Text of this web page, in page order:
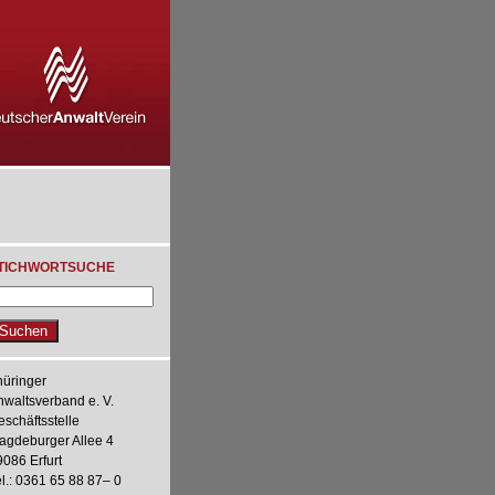
e. V.
Allee 4
Erfurt
0361 65 88 87– 0